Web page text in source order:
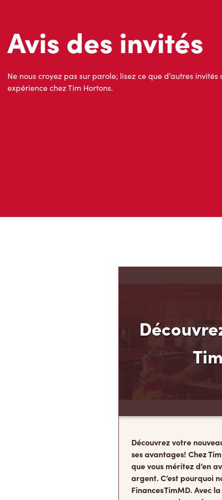
Avis des invités
Ne nous croyez pas sur parole; lisez ce que d’autres
expérience chez Tim Hortons.
Découvrez votre
ses avantages! Chez
que vous méritez d’en
argent. C’est pourquoi
Finances TimMD. Avec